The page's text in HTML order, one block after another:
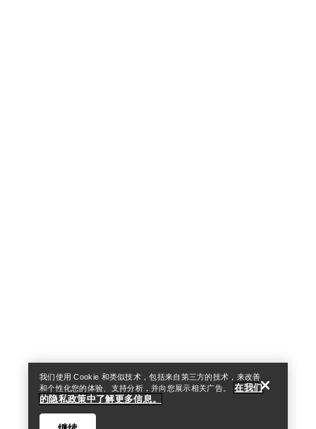
我们使用 Cookie 和类似技术，包括来自第三方的技术，来改善
和个性化您的体验、支持分析，并向您展示相关广告。
在我们
的隐私政策中了解更多信息。